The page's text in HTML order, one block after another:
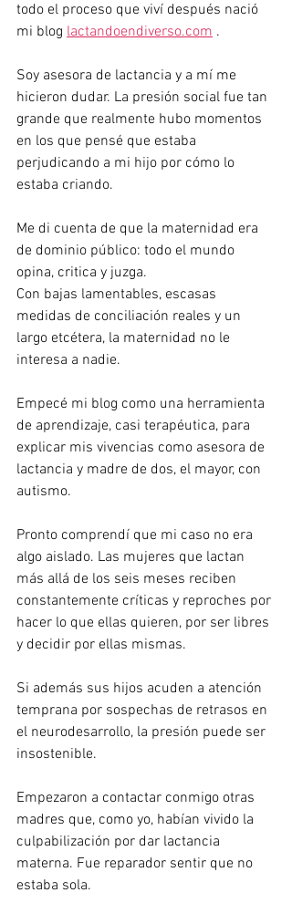
todo el proceso que viví después nació
mi blog lactandoendiverso.com .
Soy asesora de lactancia y a mí me
hicieron dudar. La presión social fue tan
grande que realmente hubo momentos
en los que pensé que estaba
perjudicando a mi hijo por cómo lo
estaba criando.
Me di cuenta de que la maternidad era
de dominio público: todo el mundo
opina, critica y juzga.
Con bajas lamentables, escasas
medidas de conciliación reales y un
largo etcétera, la maternidad no le
interesa a nadie.
Empecé mi blog como una herramienta
de aprendizaje, casi terapéutica, para
explicar mis vivencias como asesora de
lactancia y madre de dos, el mayor, con
autismo.
Pronto comprendí que mi caso no era
algo aislado. Las mujeres que lactan
más allá de los seis meses reciben
constantemente críticas y reproches por
hacer lo que ellas quieren, por ser libres
y decidir por ellas mismas.
Si además sus hijos acuden a atención
temprana por sospechas de retrasos en
el neurodesarrollo, la presión puede ser
insostenible.
Empezaron a contactar conmigo otras
madres que, como yo, habían vivido la
culpabilización por dar lactancia
materna. Fue reparador sentir que no
estaba sola.